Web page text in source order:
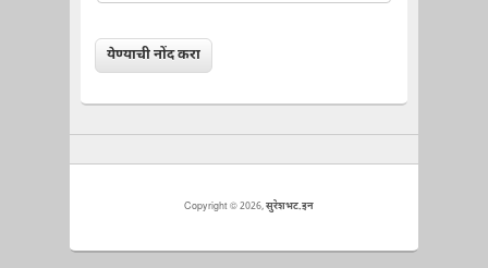
Copyright © 2026,सुरेशभट.इन